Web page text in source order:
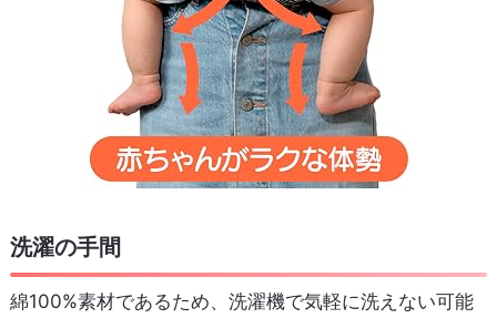
洗濯の手間
綿100%素材であるため、洗濯機で気軽に洗えない可能